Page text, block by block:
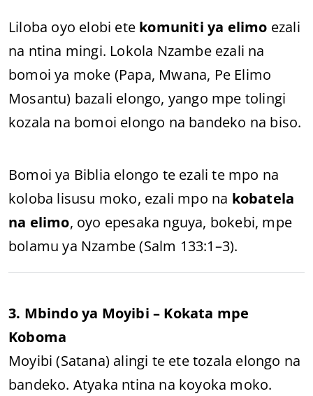
Liloba oyo elobi ete komuniti ya elimo ezali
na ntina mingi. Lokola Nzambe ezali na
bomoi ya moke (Papa, Mwana, Pe Elimo
Mosantu) bazali elongo, yango mpe tolingi
kozala na bomoi elongo na bandeko na biso.
Bomoi ya Biblia elongo te ezali te mpo na
koloba lisusu moko, ezali mpo na kobatela
na elimo, oyo epesaka nguya, bokebi, mpe
bolamu ya Nzambe (Salm 133:1–3).
3. Mbindo ya Moyibi – Kokata mpe
Koboma
Moyibi (Satana) alingi te ete tozala elongo na
bandeko. Atyaka ntina na koyoka moko.